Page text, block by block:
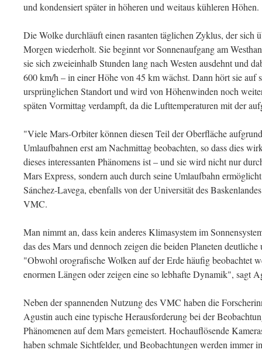
und kondensiert später in höheren und weitaus kühleren Höhen.
Die Wolke durchläuft einen rasanten täglichen Zyklus, der sich
Morgen wiederholt. Sie beginnt vor Sonnenaufgang am
sie sich zweieinhalb Stunden lang nach Westen ausdehnt und
600 km/h – in einer Höhe von 45 km wächst. Dann hört sie auf
ursprünglichen Standort und wird von Höhenwinden noch
späten Vormittag verdampft, da die Lufttemperaturen mit der
"Viele Mars-Orbiter können diesen Teil der Oberfläche
Umlaufbahnen erst am Nachmittag beobachten, so dass dies
dieses interessanten Phänomens ist – und sie wird nicht nur
Mars Express, sondern auch durch seine Umlaufbahn
Sánchez-Lavega, ebenfalls von der Universität des
VMC.
Man nimmt an, dass kein anderes Klimasystem im
das des Mars und dennoch zeigen die beiden Planeten
"Obwohl orografische Wolken auf der Erde häufig beobachtet
enormen Längen oder zeigen eine so lebhafte Dynamik", sagt
Neben der spannenden Nutzung des VMC haben die
Agustin auch eine typische Herausforderung bei der
Phänomenen auf dem Mars gemeistert. Hochauflösende
haben schmale Sichtfelder, und Beobachtungen werden immer